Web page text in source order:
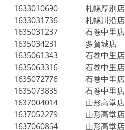
1633010690 札幌厚別店
1633031736 札幌川沿店
1635031287 石巻中里店
1635034281 多賀城店
1635061343 石巻中里店
1635063316 石巻中里店
1635072776 石巻中里店
1635073885 石巻中里店
1637004014 山形高堂店
1637052279 山形高堂店
1637060864 山形高堂店